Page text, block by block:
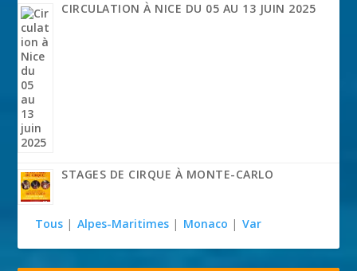
CIRCULATION À NICE DU 05 AU 13 JUIN 2025
STAGES DE CIRQUE À MONTE-CARLO
Tous | Alpes-Maritimes | Monaco | Var